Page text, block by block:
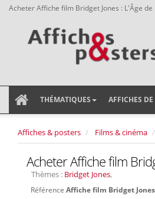
Acheter Affiche film Bridget Jones : L'Âge de
THÉMATIQUES AFFICHES
Affiches & posters Films & cinéma
Acheter Affiche film
Thèmes : Bridget Jones,
Référence Affiche film Bridget